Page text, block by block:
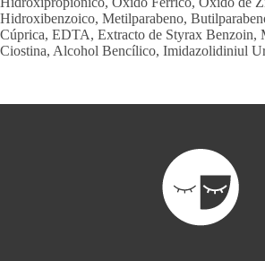
Hidroxibenzoico, Metilparabeno,
Cúprica, EDTA, Extracto de Styrax Benzoin,
Ciostina, Alcohol Bencílico, Imidazolidiniul